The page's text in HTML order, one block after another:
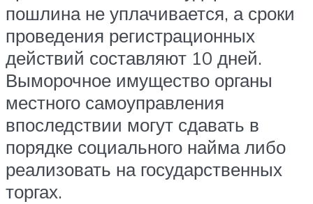
пошлина не уплачивается, а сроки
проведения регистрационных
действий составляют 10 дней.
Выморочное имущество органы
местного самоуправления
впоследствии могут сдавать в
порядке социального найма либо
реализовать на государственных
торгах.